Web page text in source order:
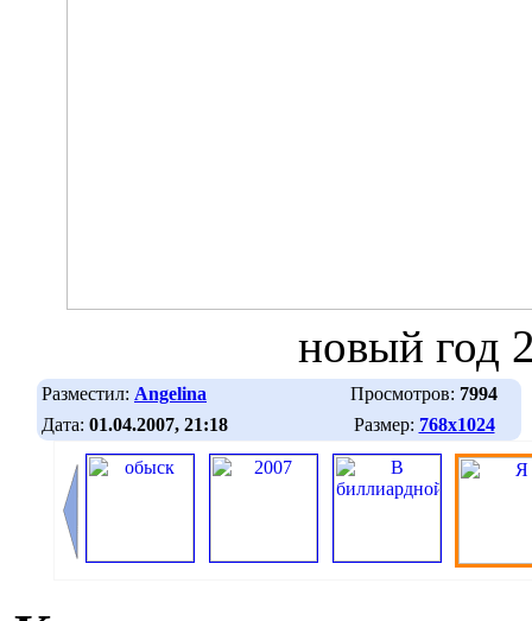
новый год
Разместил: Angelina Просмотров: 7994
Дата: 01.04.2007, 21:18 Размер: 768х1024